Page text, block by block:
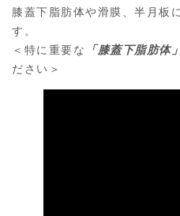
膝蓋下脂肪体や滑膜、半月板
す。
＜特に重要な
「膝蓋下脂肪体」
ださい＞